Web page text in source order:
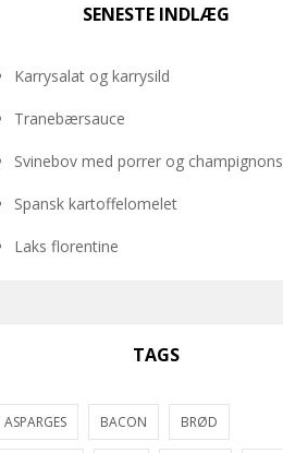
SENESTE INDLÆG
Karrysalat og karrysild
Tranebærsauce
Svinebov med porrer og champignons
Spansk kartoffelomelet
Laks florentine
TAGS
ASPARGES BACON BRØD